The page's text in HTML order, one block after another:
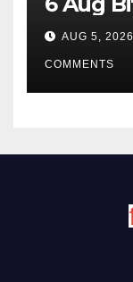
AUG 5, 2026
COMMENTS